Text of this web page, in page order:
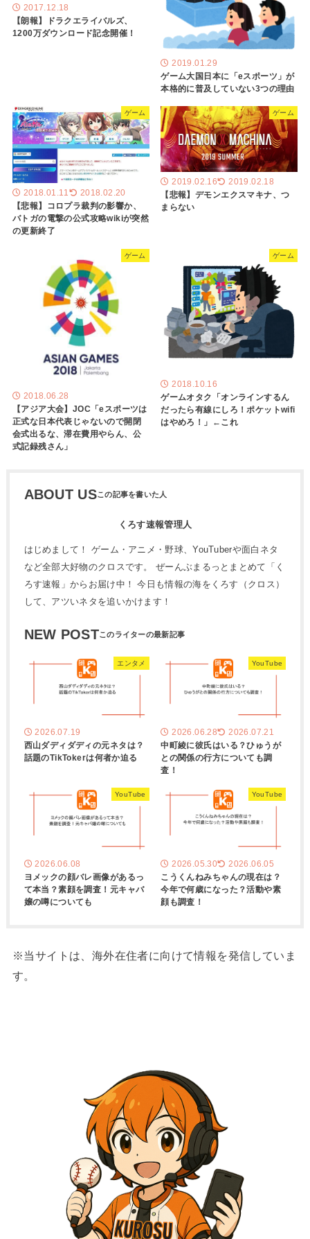
2017.12.18
【朗報】ドラクエライバルズ、
1200万ダウンロード記念開催！
2019.01.29
ゲーム大国日本に「eスポーツ」が
本格的に普及していない3つの理由
ゲーム
2018.01.11 2018.02.20
【悲報】コロプラ裁判の影響か、
バトガの電撃の公式攻略wikiが突然
の更新終了
ゲーム
2019.02.16 2019.02.18
【悲報】デモンエクスマキナ、つ
まらない
ゲーム
2018.06.28
【アジア大会】JOC「eスポーツは
正式な日本代表じゃないので開閉
会式出るな、滞在費用やらん、公
式記録残さん」
ゲーム
2018.10.16
ゲームオタク「オンラインするん
だったら有線にしろ！ポケットwifi
はやめろ！」←これ
ABOUT US
くろす速報管理人
はじめまして！ ゲーム・アニメ・野球、YouTuberや面白ネタ
など全部大好物のクロスです。 ぜーんぶまるっとまとめて「く
ろす速報」からお届け中！ 今日も情報の海をくろす（クロス）
して、アツいネタを追いかけます！
NEW POST
エンタメ
2026.07.19
西山ダディダディの元ネタは？
話題のTikTokerは何者か迫る
YouTube
2026.06.28 2026.07.21
中町綾に彼氏はいる？ひゅうが
との関係の行方についても調
査！
YouTube
2026.06.08
ヨメックの顔バレ画像があるっ
て本当？素顔を調査！元キャバ
嬢の噂についても
YouTube
2026.05.30 2026.06.05
こうくんねみちゃんの現在は？
今年で何歳になった？活動や素
顔も調査！
※当サイトは、海外在住者に向けて情報を発信していま
す。